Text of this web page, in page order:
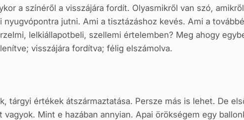
a színéről a visszájára fordít. Olyasmikről van szó,
jutni. Ami a tisztázáshoz kevés. Ami a
lelkiállapotbeli, szellemi értelemben? Meg ahogy
visszájára fordítva; félig elszámolva.
tárgyi értékek átszármaztatása. Persze más is lehet. De
Mint e hazában annyian. Apai örökségem egy